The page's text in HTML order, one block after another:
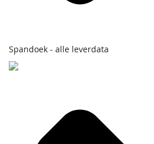
Spandoek - alle leverdata